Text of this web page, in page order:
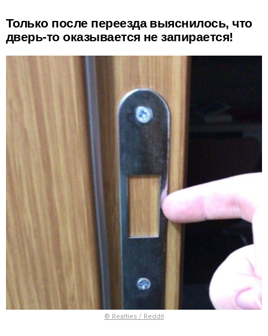
Только после переезда выяснилось, что
дверь-то оказывается не запирается!
© Realties / Reddit